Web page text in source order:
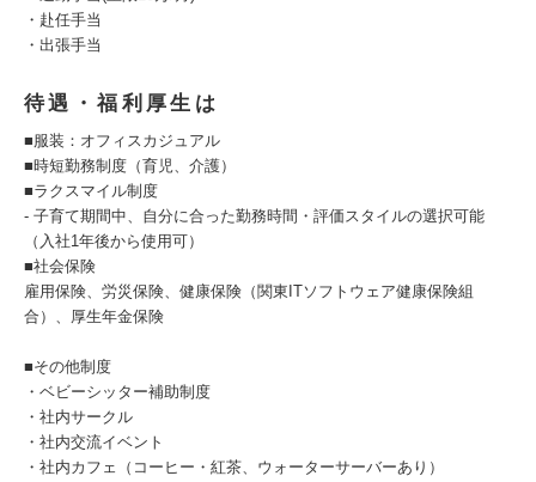
・赴任手当
・出張手当
待遇・福利厚生は
■服装：オフィスカジュアル
■時短勤務制度（育児、介護）
■ラクスマイル制度
- 子育て期間中、自分に合った勤務時間・評価スタイルの選択可能
（入社1年後から使用可）
■社会保険
雇用保険、労災保険、健康保険（関東ITソフトウェア健康保険組
合）、厚生年金保険
■その他制度
・ベビーシッター補助制度
・社内サークル
・社内交流イベント
・社内カフェ（コーヒー・紅茶、ウォーターサーバーあり）